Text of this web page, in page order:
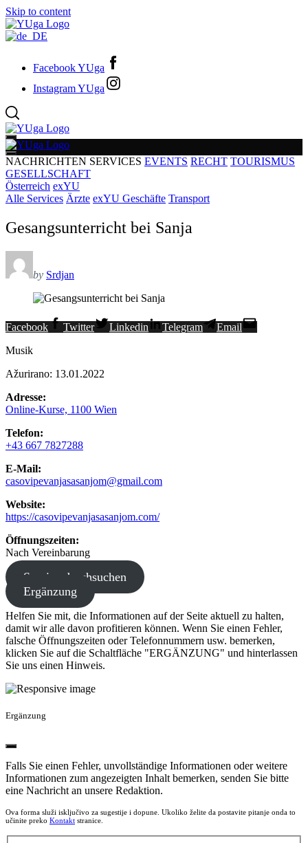
Skip to content
Facebook YUga
Instagram YUga
NACHRICHTEN SERVICES EVENTS RECHT TOURISMUS
GESELLSCHAFT
Österreich exYU
Alle Services Ärzte exYU Geschäfte Transport
Gesangsunterricht bei Sanja
by Srdjan
Facebook Twitter Linkedin Telegram
Email
Musik
Ažurirano: 13.01.2022
Adresse:
Online-Kurse, 1100 Wien
Telefon:
+43 667 7827288
E-Mail:
casovipevanjasasanjom@gmail.com
Website:
https://casovipevanjasasanjom.com/
Öffnungszeiten:
Nach Vereinbarung
Service durchsuchen
Ergänzung
Helfen Sie mit, die Informationen auf der Seite aktuell zu halten,
damit wir alle davon profitieren können. Wenn Sie einen Fehler,
falsche Öffnungszeiten oder Telefonnummern usw. bemerken,
klicken Sie auf die Schaltfläche "ERGÄNZUNG" und hinterlassen
Sie uns einen Hinweis.
Ergänzung
Falls Sie einen Fehler, unvollständige Informationen oder weitere
Informationen zum angezeigten Inhalt bemerken, senden Sie bitte
eine Nachricht an unsere Redaktion.
Ova forma služi isključivo za sugestije i dopune. Ukoliko želite da postavite pitanje onda to
učinite preko Kontakt stranice.